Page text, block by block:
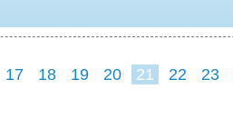
17 18 19 20 21 22 23